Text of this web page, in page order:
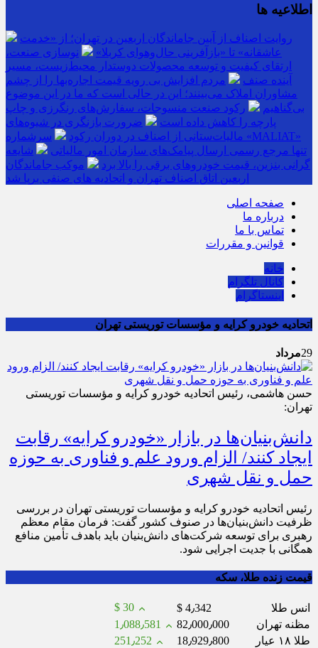
اطلاعیه ها
روایت اصناف از آیین جاماندگان اربعین در تهران؛ از «خدمت
عاشقانه» تا «بازآفرینی حال‌وهوای کربلا»
نوسازی صنعت،
ارتقای کیفیت و توسعه محصولات دوستدار محیط‌زیست، مسیر
آینده صنف
مردم افزایش بی رویه قیمت اجاره‌بها را از چشم
مشاوران املاک می‌بینند؛ این در حالی است که ما در این موضوع
بی‌گناهیم
رکود صنعت منسوجات، سفارش‌های رنگرزی و چاپ
پارچه را کاهش داده است
ضرورت بازنگری در شیوه‌های
مالیات‌ستانی از اصناف در دوران رکود
سرشماره «MALIAT»
تنها مرجع رسمی ارسال پیامک‌های سازمان امور مالیاتی
شایعه
گرانی بنزین، قیمت خودروهای برقی را بالا برد
موکب جاماندگان
اربعین اتاق اصناف تهران و اتحادیه های صنفی برپا شد
صفحه اصلی
درباره ما
تماس با ما
قوانین و مقررات
خانه
کانال تلگرام
اینستاگرام
اتحادیه خودرو کرایه و مؤسسات توریستی تهران
29مرداد
حسن هاشمی، رئیس اتحادیه خودرو کرایه و مؤسسات توریستی
تهران:
دانش‌بنیان‌ها در بازار «خودرو کرایه» رقابت
ایجاد کنند/ الزام ورود علم و فناوری به حوزه
حمل و نقل شهری
رئیس اتحادیه خودرو کرایه و مؤسسات توریستی تهران در بررسی
ظرفیت دانش‌بنیان‌ها در صنوف کشور گفت: فرمان مقام معظم
رهبری برای توسعه شرکت‌های دانش‌بنیان باید باهدف تأمین منافع
همگانی با جدیت اجرایی شود.
قیمت زنده طلا، سکه
انس طلا $ 4٫342
$ 30
مظنه تهران
82٫000٫000
1٫088٫581
طلا ۱۸ عیار
18٫929٫800
251٫252